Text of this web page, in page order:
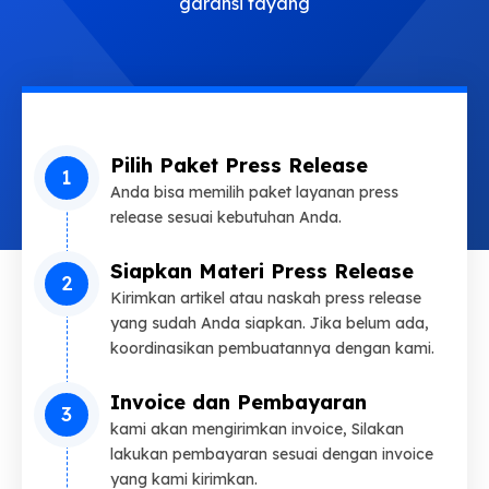
Pilih Paket Press Release
Anda bisa memilih paket layanan press
release sesuai kebutuhan Anda.
Siapkan Materi Press Release
Kirimkan artikel atau naskah press release
yang sudah Anda siapkan. Jika belum ada,
koordinasikan pembuatannya dengan kami.
Invoice dan Pembayaran
kami akan mengirimkan invoice, Silakan
lakukan pembayaran sesuai dengan invoice
yang kami kirimkan.